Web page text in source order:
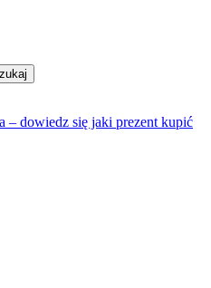
– dowiedz się jaki prezent kupić